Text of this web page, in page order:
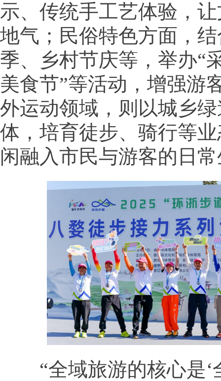
示、传统手工艺体验，
地气；民俗特色方面，
季、乡村节庆等，举办“
美食节”等活动，增强游
外运动领域，则以城乡
体，培育徒步、骑行等
闲融入市民与游客的日
“全域旅游的核心是‘